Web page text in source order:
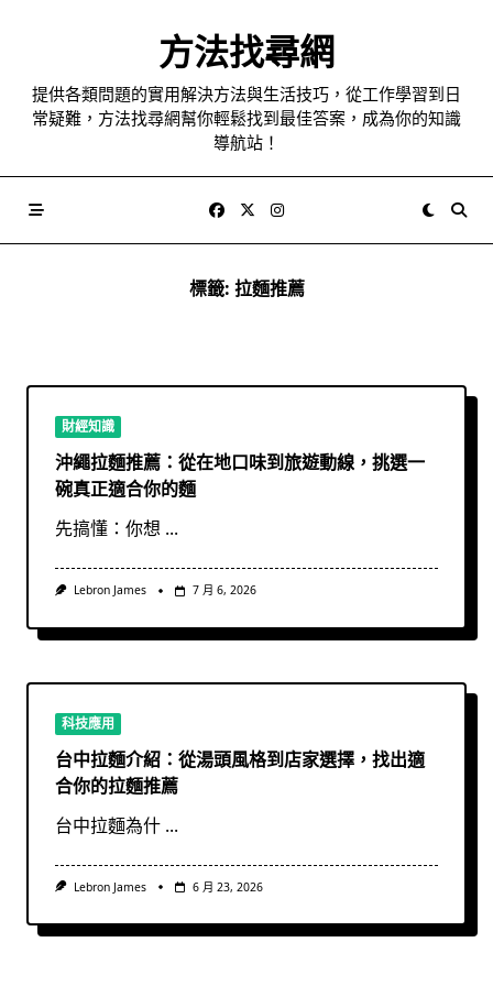
方法找尋網
提供各類問題的實用解決方法與生活技巧，從工作學習到日
常疑難，方法找尋網幫你輕鬆找到最佳答案，成為你的知識
導航站！
標籤: 拉麵推薦
財經知識
沖繩拉麵推薦：從在地口味到旅遊動線，挑選一
碗真正適合你的麵
先搞懂：你想 ...
Lebron James 7 月 6, 2026
科技應用
台中拉麵介紹：從湯頭風格到店家選擇，找出適
合你的拉麵推薦
台中拉麵為什 ...
Lebron James 6 月 23, 2026